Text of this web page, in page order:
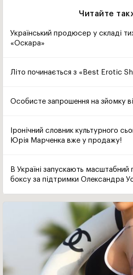
Читайте
Український продюсер у складі
«Оскара»
Літо починається з «Best Erotic
Особисте запрошення на зйомку
Іронічний словник культурного
Юрія Марченка вже у продажу!
В Україні запускають масштабний
боксу за підтримки Олександра